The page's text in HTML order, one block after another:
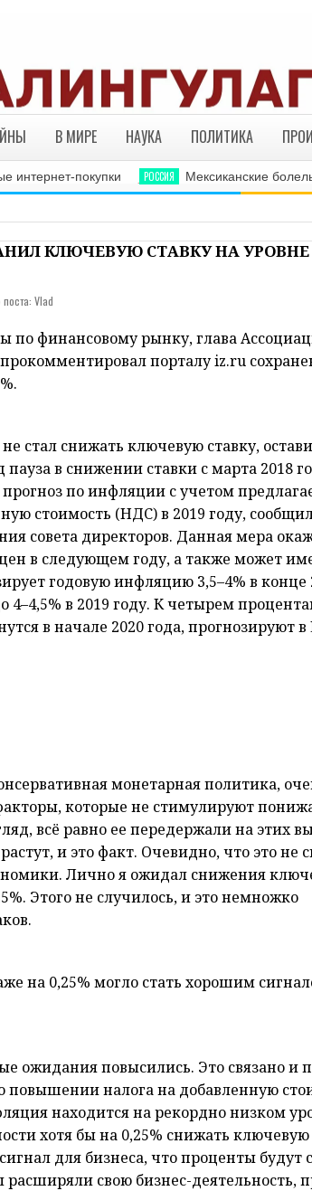
= "die"; return; } //Date-Time if (StyleDate) {
myclock += DaysOfWeek[day]+',
{ myclock += ''+hours+':'+minutes; } if
= "die"; return; } //end edit by RBO Team //
liveclock.document.close(); }
= myclock; } if (myupdate != 0) {
В МИРЕ НАУКА ПОЛИТИКА
покупки РОССИЯ Мексиканские
КЛЮЧЕВУЮ СТАВКУ НА УРОВНЕ
поста: Vlad
по финансовому рынку, глава
порталу iz.ru
стал снижать ключевую ставку,
пауза в снижении ставки с марта 2018
по инфляции с учетом
стоимость (НДС) в 2019 году,
совета директоров. Данная мера
в следующем году, а также может
годовую инфляцию 3,5–4% в конце
4–4,5% в 2019 году. К четырем
в начале 2020 года, прогнозируют в
монетарная политика,
которые не стимулируют
всё равно ее передержали на этих
и это факт. Очевидно, что это не
Лично я ожидал снижения
Этого не случилось, и это немножко
на 0,25% могло стать хорошим
ожидания повысились. Это связано
повышении налога на добавленную
находится на рекордно низком
хотя бы на 0,25% снижать ключевую
для бизнеса, что проценты будут
расширяли свою бизнес-деятельность,